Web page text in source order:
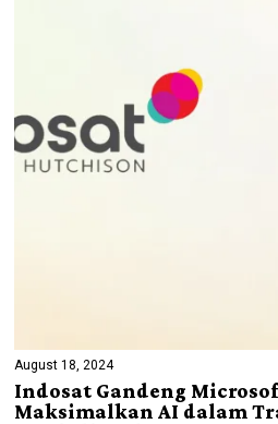
August 18, 2024
Indosat Gandeng
Maksimalkan AI dalam